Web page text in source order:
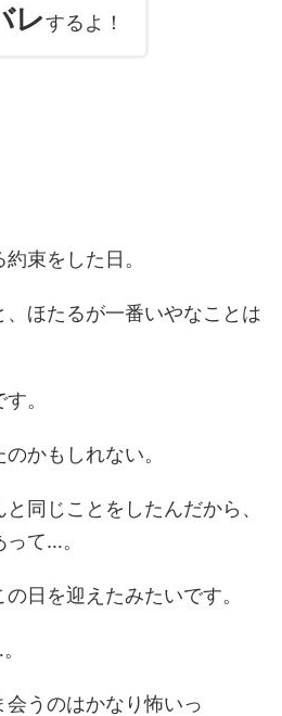
レするよ！
束をした日。
ほたるが一番いやなことは
。
かもしれない。
同じことをしたんだから、
て…。
日を迎えたみたいです。
うのはかなり怖いっ